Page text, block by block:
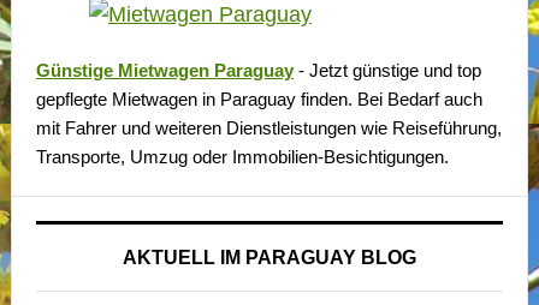
Günstige Mietwagen Paraguay- Jetzt günstige und top
gepflegte Mietwagen in Paraguay finden. Bei Bedarf auch
mit Fahrer und weiteren Dienstleistungen wie Reiseführung,
Transporte, Umzug oder Immobilien-Besichtigungen.
AKTUELL IM PARAGUAY BLOG